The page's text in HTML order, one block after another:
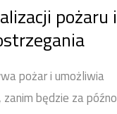
pożaru i
pożar i umożliwia
będzie za późno